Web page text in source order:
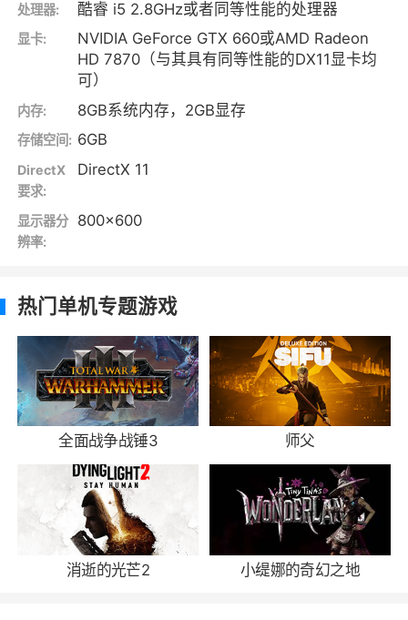
处理器: 酷睿 i5 2.8GHz或者同等性能的处理器
显卡:
NVIDIA GeForce GTX 660或AMD Radeon
HD 7870（与其具有同等性能的DX11显卡均
可）
内存: 8GB系统内存，2GB显存
存储空间: 6GB
DirectX
要求:
DirectX 11
显示器分
辨率:
800x600
热门单机专题游戏
全面战争战锤3 师父
消逝的光芒2 小缇娜的奇幻之地